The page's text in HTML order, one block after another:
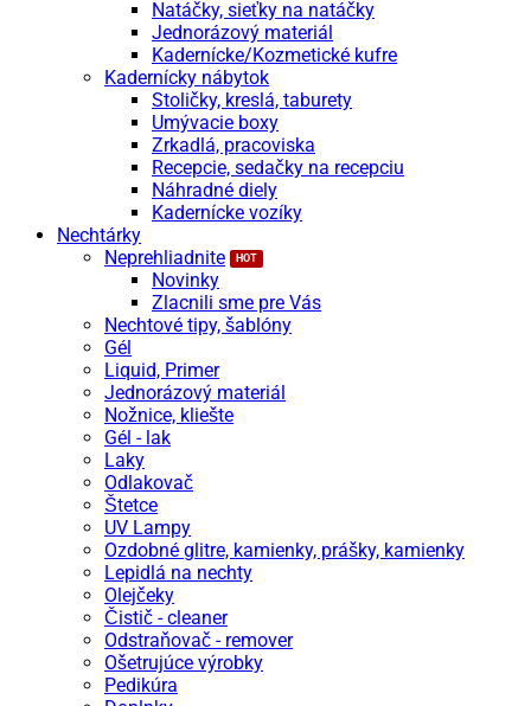
Natáčky, sieťky na natáčky
Jednorázový materiál
Kadernícke/Kozmetické kufre
Kadernícky nábytok
Stoličky, kreslá, taburety
Umývacie boxy
Zrkadlá, pracoviska
Recepcie, sedačky na recepciu
Náhradné diely
Kadernícke vozíky
Nechtárky
Neprehliadnite
Novinky
Zlacnili sme pre Vás
Nechtové tipy, šablóny
Gél
Liquid, Primer
Jednorázový materiál
Nožnice, kliešte
Gél - lak
Laky
Odlakovač
Štetce
UV Lampy
Ozdobné glitre, kamienky, prášky, kamienky
Lepidlá na nechty
Olejčeky
Čistič - cleaner
Odstraňovač - remover
Ošetrujúce výrobky
Pedikúra